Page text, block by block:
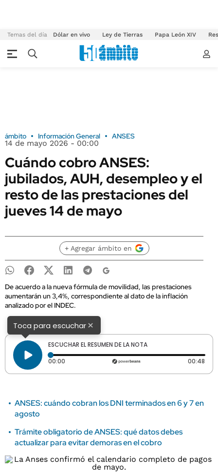
Temas del día Dólar en vivo Ley de Tierras Papa León XIV
ámbito Información General ANSES
14 de mayo 2026 - 00:00
Cuándo cobro ANSES:
jubilados, AUH, desempleo y el
resto de las prestaciones del
jueves 14 de mayo
+ Agregar ámbito en
De acuerdo a la nueva fórmula de movilidad, las prestaciones
aumentarán un 3,4%, correspondiente al dato de la inflación
analizado por el INDEC.
Toca para escuchar×
ESCUCHAR EL RESUMEN DE LA NOTA
00:00 Tiempo transcurrido: 0 segundos 00:48
ANSES: cuándo cobran los DNI terminados en 6 y 7 en
agosto
Trámite obligatorio de ANSES: qué datos debes
actualizar para evitar demoras en el cobro